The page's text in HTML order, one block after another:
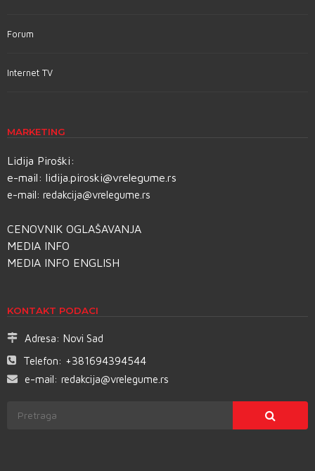
Forum
Internet TV
MARKETING
Lidija Piroški:
e-mail: lidija.piroski@vrelegume.rs
e-mail: redakcija@vrelegume.rs
CENOVNIK OGLAŠAVANJA
MEDIA INFO
MEDIA INFO ENGLISH
KONTAKT PODACI
Adresa: Novi Sad
Telefon: +381694394544
e-mail: redakcija@vrelegume.rs